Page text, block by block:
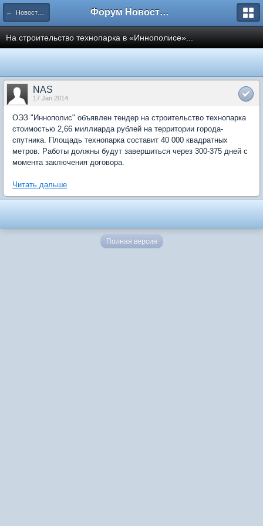
← Новости рынка недвижимости Форум Новостройки
На строительство технопарка в «Иннополисе»...
NAS
17 Jan 2014
ОЭЗ "Иннополис" объявлен тендер на строительство технопарка
стоимостью 2,66 миллиарда рублей на территории города-
спутника. Площадь технопарка составит 40 000 квадратных
метров. Работы должны будут завершиться через 300-375 дней с
момента заключения договора.
Читать дальше
Полная версия